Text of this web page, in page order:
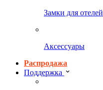
Замки для отелей
Аксессуары
Распродажа
Поддержка